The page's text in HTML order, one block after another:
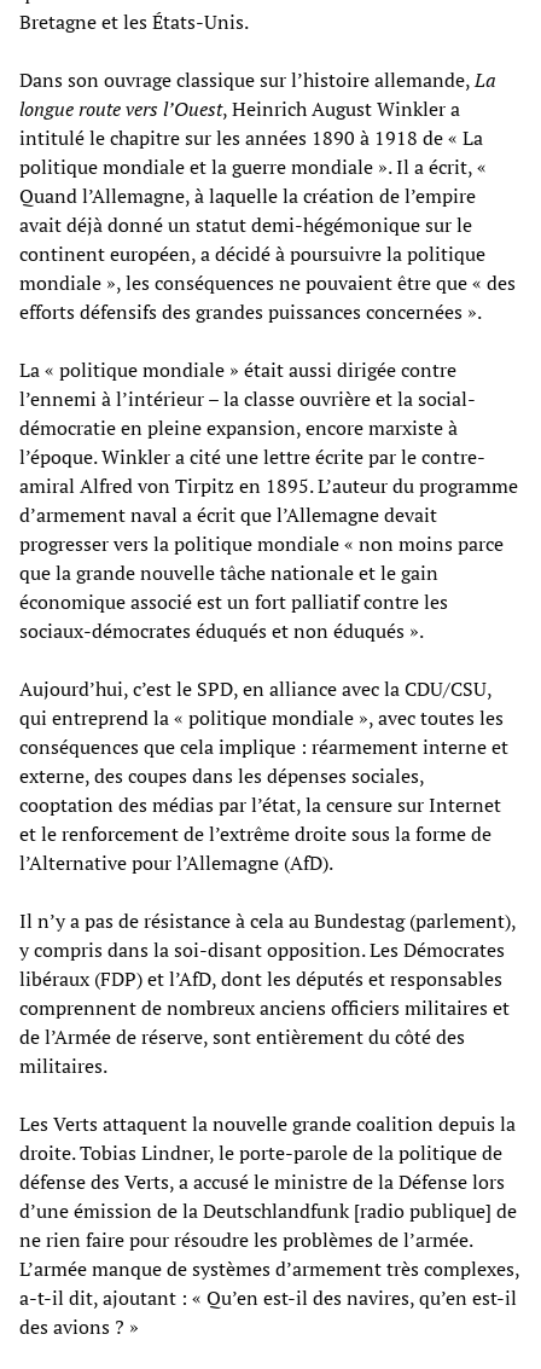
Bretagne et les États-Unis.
Dans son ouvrage classique sur l’histoire allemande,La
longue route vers l’Ouest, Heinrich August Winkler a
intitulé le chapitre sur les années 1890 à 1918 de « La
politique mondiale et la guerre mondiale ». Il a écrit, «
Quand l’Allemagne, à laquelle la création de l’empire
avait déjà donné un statut demi-hégémonique sur le
continent européen, a décidé à poursuivre la politique
mondiale », les conséquences ne pouvaient être que « des
efforts défensifs des grandes puissances concernées ».
La « politique mondiale » était aussi dirigée contre
l’ennemi à l’intérieur – la classe ouvrière et la social-
démocratie en pleine expansion, encore marxiste à
l’époque. Winkler a cité une lettre écrite par le contre-
amiral Alfred von Tirpitz en 1895. L’auteur du programme
d’armement naval a écrit que l’Allemagne devait
progresser vers la politique mondiale « non moins parce
que la grande nouvelle tâche nationale et le gain
économique associé est un fort palliatif contre les
sociaux-démocrates éduqués et non éduqués ».
Aujourd’hui, c’est le SPD, en alliance avec la CDU/CSU,
qui entreprend la « politique mondiale », avec toutes les
conséquences que cela implique : réarmement interne et
externe, des coupes dans les dépenses sociales,
cooptation des médias par l’état, la censure sur Internet
et le renforcement de l’extrême droite sous la forme de
l’Alternative pour l’Allemagne (AfD).
Il n’y a pas de résistance à cela au Bundestag (parlement),
y compris dans la soi-disant opposition. Les Démocrates
libéraux (FDP) et l’AfD, dont les députés et responsables
comprennent de nombreux anciens officiers militaires et
de l’Armée de réserve, sont entièrement du côté des
militaires.
Les Verts attaquent la nouvelle grande coalition depuis la
droite. Tobias Lindner, le porte-parole de la politique de
défense des Verts, a accusé le ministre de la Défense lors
d’une émission de la Deutschlandfunk [radio publique] de
ne rien faire pour résoudre les problèmes de l’armée.
L’armée manque de systèmes d’armement très complexes,
a-t-il dit, ajoutant : « Qu’en est-il des navires, qu’en est-il
des avions ? »